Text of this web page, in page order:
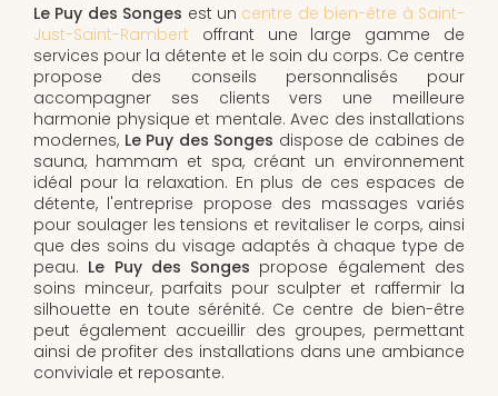
Le Puy des Songes est un centre de bien-être à Saint-
Just-Saint-Rambert offrant une large gamme de
services pour la détente et le soin du corps. Ce centre
propose des conseils personnalisés pour
accompagner ses clients vers une meilleure
harmonie physique et mentale. Avec des installations
modernes, Le Puy des Songes dispose de cabines de
sauna, hammam et spa, créant un environnement
idéal pour la relaxation. En plus de ces espaces de
détente, l'entreprise propose des massages variés
pour soulager les tensions et revitaliser le corps, ainsi
que des soins du visage adaptés à chaque type de
peau. Le Puy des Songes propose également des
soins minceur, parfaits pour sculpter et raffermir la
silhouette en toute sérénité. Ce centre de bien-être
peut également accueillir des groupes, permettant
ainsi de profiter des installations dans une ambiance
conviviale et reposante.